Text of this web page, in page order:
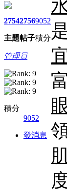
2754
主題
2756
帖子
9052
積分
管理員
積分
9052
發消息